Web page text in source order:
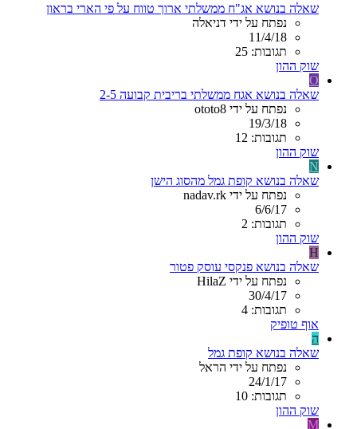
שאלה בנושא אג"ח ממשלתי ארוך טווח על פי הארי בראון
נפתח על ידי דניאלה
11/4/18
תגובות: 25
שוק ההון
O
שאלה בנושא אגח ממשלתי בריבית קבועה 2-5
נפתח על ידי ototo8
19/3/18
תגובות: 12
שוק ההון
N
שאלה בנושא קופת גמל מהסוג הישן
נפתח על ידי nadav.rk
6/6/17
תגובות: 2
שוק ההון
H
שאלה בנושא פנקסי עוסק פטור
נפתח על ידי HilaZ
30/4/17
תגובות: 4
אוף טופיק
ה
שאלה בנושא קופת גמל
נפתח על ידי הראל
24/1/17
תגובות: 10
שוק ההון
M